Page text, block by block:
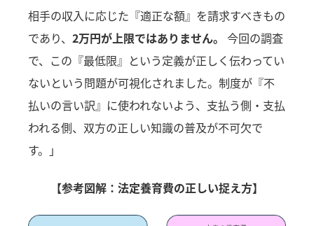
相手の収入に応じた『適正な額』を請求すべきもの
であり、2万円が上限ではありません。 今回の調査
で、この『最低限』という定義が正しく伝わってい
ないという問題が可視化されました。制度が『不
払いの言い訳』に使われないよう、支払う側・支払
われる側、双方の正しい知識の普及が不可欠で
す。」
【参考図解：法定養育費の正しい捉え方】